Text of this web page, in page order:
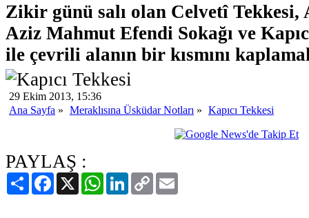
Zikir günü salı olan Celvetî Tekkesi,
Aziz Mahmut Efendi Sokağı ve
ile çevrili alanın bir kısmını
29 Ekim 2013, 15:36
Ana Sayfa » Meraklısına Üsküdar Notları » Kapıcı Tekkesi
PAYLAŞ :
PaylaşFacebook
X WhatsAppLinkedIn
Copy
Link